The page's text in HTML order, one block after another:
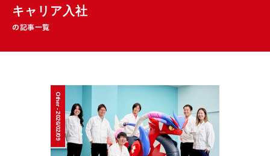
キャリア入社
の記事一覧
Other - 2026/02/09